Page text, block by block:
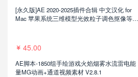
[永久版]AE 2020-2025插件合辑 中文汉化 for
Mac 苹果系统三维模型光效粒子调色抠像等插
45.00
AE脚本-1850组手绘游戏火焰烟雾水流雷电能
量MG动画+通道视频素材 V2.8.1